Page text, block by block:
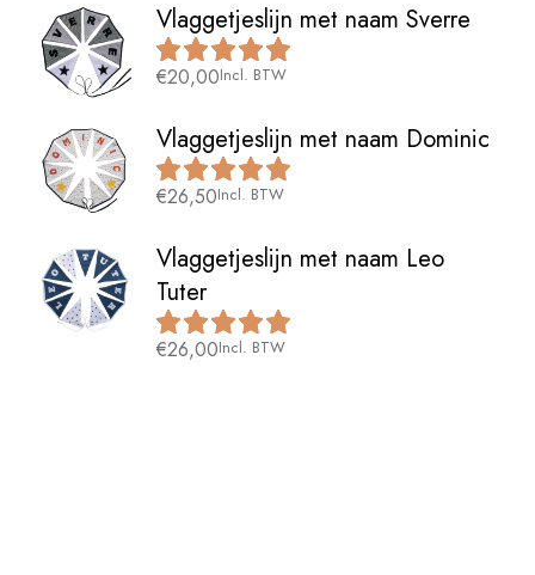
Vlaggetjeslijn met naam Sverre
€20,00Incl. BTW
Vlaggetjeslijn met naam Dominic
€26,50Incl. BTW
Vlaggetjeslijn met naam Leo
Tuter
€26,00Incl. BTW